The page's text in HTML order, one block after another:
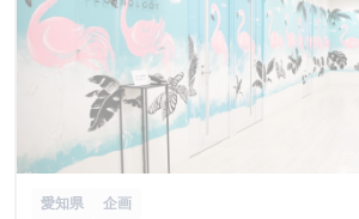
愛知県 企画